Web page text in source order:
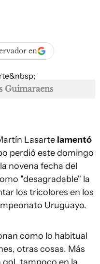
en
Guimaraens
Lasarte lamentó
perdió este domingo
novena fecha del
"desagradable" la
los tricolores en los
Uruguayo.
como lo habitual
otras cosas. Más